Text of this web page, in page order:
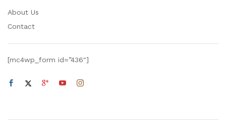
About Us
Contact
[mc4wp_form id=”436″]